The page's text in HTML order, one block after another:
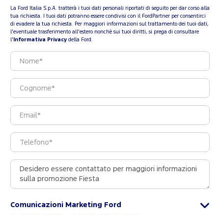
La Ford Italia S.p.A. tratterà i tuoi dati personali riportati di seguito per dar corso alla
tua richiesta. I tuoi dati potranno essere condivisi con il FordPartner per consentirci
di evadere la tua richiesta. Per maggiori informazioni sul trattamento dei tuoi dati,
l'eventuale trasferimento all'estero nonchè sui tuoi diritti, si prega di consultare
l' Informativa Privacy della Ford.
Comunicazioni Marketing Ford